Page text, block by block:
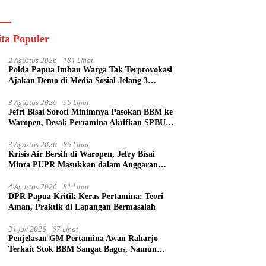
Populer
2 Agustus 2026 181 Lihat
Polda Papua Imbau Warga Tak Terprovokasi
Ajakan Demo di Media Sosial Jelang 3
3 Agustus 2026 96 Lihat
Jefri Bisai Soroti Minimnya Pasokan BBM ke
Waropen, Desak Pertamina Aktifkan SPBU
3 Agustus 2026 86 Lihat
Krisis Air Bersih di Waropen, Jefry Bisai
Minta PUPR Masukkan dalam Anggaran
4 Agustus 2026 81 Lihat
DPR Papua Kritik Keras Pertamina: Teori
Aman, Praktik di Lapangan Bermasalah
31 Juli 2026 67 Lihat
Penjelasan GM Pertamina Awan Raharjo
Terkait Stok BBM Sangat Bagus, Namun